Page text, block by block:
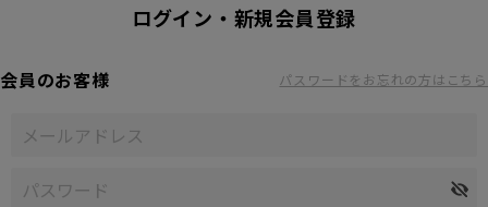
ログイン・新規会員登録
会員のお客様 パスワードをお忘れの方はこちら